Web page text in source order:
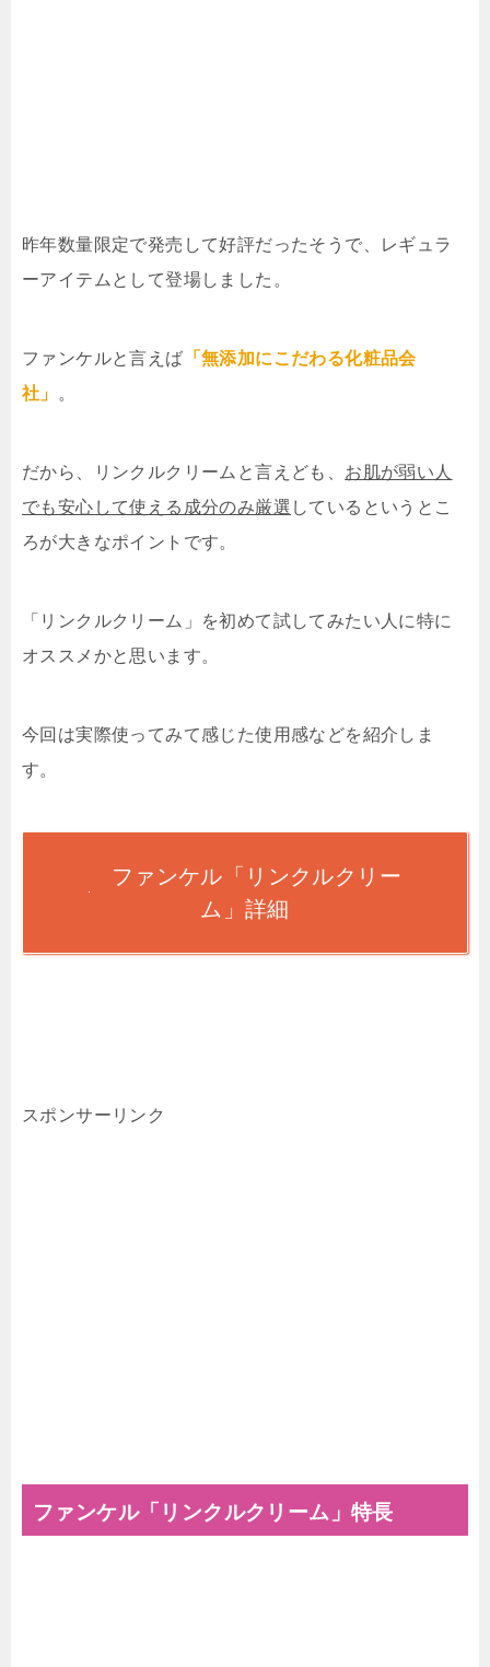
昨年数量限定で発売して好評だったそうで、レギュラ
ーアイテムとして登場しました。
ファンケルと言えば 「無添加にこだわる化粧品会
社」
。
だから、リンクルクリームと言えども、 お肌が弱い人
でも安心して使える成分のみ厳選 しているというとこ
ろが大きなポイントです。
「リンクルクリーム」を初めて試してみたい人に特に
オススメかと思います。
今回は実際使ってみて感じた使用感などを紹介しま
す。
ファンケル「リンクルクリー
ム」詳細
スポンサーリンク
ファンケル「リンクルクリーム」特長